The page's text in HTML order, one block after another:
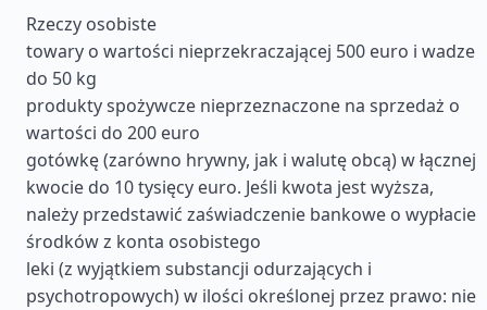
Rzeczy osobiste
towary o wartości nieprzekraczającej 500 euro i wadze
do 50 kg
produkty spożywcze nieprzeznaczone na sprzedaż o
wartości do 200 euro
gotówkę (zarówno hrywny, jak i walutę obcą) w łącznej
kwocie do 10 tysięcy euro. Jeśli kwota jest wyższa,
należy przedstawić zaświadczenie bankowe o wypłacie
środków z konta osobistego
leki (z wyjątkiem substancji odurzających i
psychotropowych) w ilości określonej przez prawo: nie